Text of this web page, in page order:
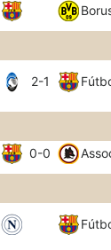
2-1
0-0